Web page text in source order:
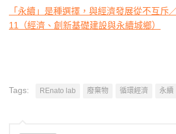
「永續」是種選擇，與經濟發展從不互斥
11（經濟、創新基礎建設與永續城鄉）
Tags: REnato lab 廢棄物 循環經濟 永續